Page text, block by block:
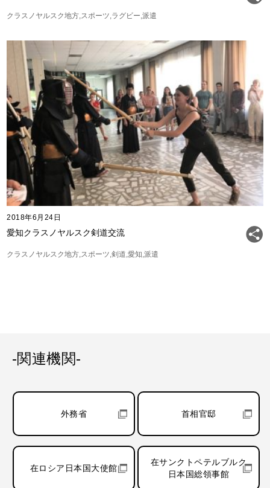
クラスノヤルスク地方 スポーツ ラグビー 派遣
2018年6月24日
愛知クラスノヤルスク剣道交流
クラスノヤルスク地方 スポーツ 剣道 愛知 派遣
-関連機関-
外務省 首相官邸
在ロシア日本国大使館
在サンクトペテルブルク
日本国総領事館